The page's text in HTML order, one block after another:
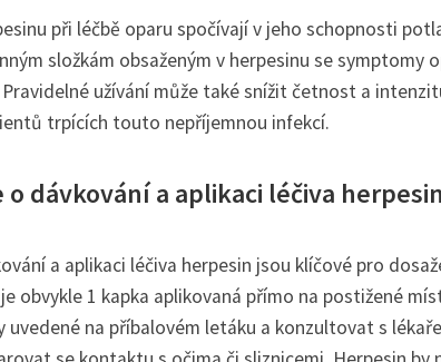
při léčbě oparu spočívají v jeho schopnosti
složkám obsaženým v herpesinu se symptomy
užívání může také snížit četnost a
trpících touto nepříjemnou infekcí.
dávkování a aplikaci léčiva
a aplikaci léčiva herpesin jsou klíčové pro
obvykle 1 kapka aplikovaná přímo na postižené
na příbalovém letáku a konzultovat s